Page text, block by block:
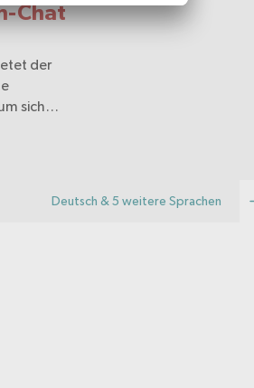
Chat
der
sich
Deutsch & 5 weitere Sprachen